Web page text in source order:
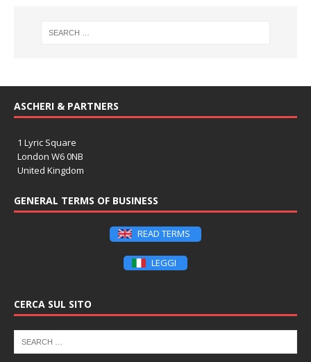
ASCHERI & PARTNERS
1 Lyric Square
London W6 0NB
United Kingdom
GENERAL TERMS OF BUSINESS
READ TERMS
LEGGI
CERCA SUL SITO